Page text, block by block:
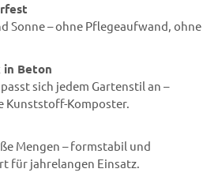
Sonne – ohne Pflegeaufwand, ohne
Beton
sich jedem Gartenstil an –
Kunststoff-Komposter.
Mengen – formstabil und
für jahrelangen Einsatz.